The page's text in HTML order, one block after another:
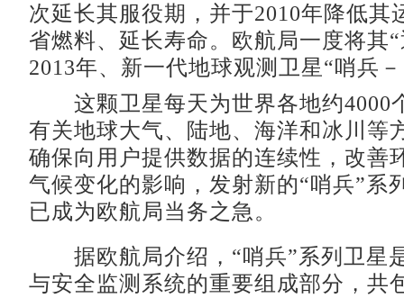
次延长其服役期，并于2010年降低其
省燃料、延长寿命。欧航局一度将其
2013年、新一代地球观测卫星“哨兵
这颗卫星每天为世界各地约4000
有关地球大气、陆地、海洋和冰川等
确保向用户提供数据的连续性，改善
气候变化的影响，发射新的“哨兵”系
已成为欧航局当务之急。
据欧航局介绍，“哨兵”系列卫星
与安全监测系统的重要组成部分，共